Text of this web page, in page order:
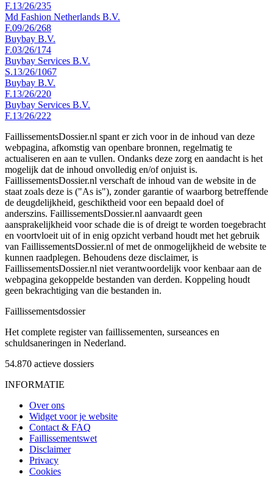
F.13/26/235
Md Fashion Netherlands B.V.
F.09/26/268
Buybay B.V.
F.03/26/174
Buybay Services B.V.
S.13/26/1067
Buybay B.V.
F.13/26/220
Buybay Services B.V.
F.13/26/222
FaillissementsDossier.nl spant er zich voor in de inhoud van deze
webpagina, afkomstig van openbare bronnen, regelmatig te
actualiseren en aan te vullen. Ondanks deze zorg en aandacht is het
mogelijk dat de inhoud onvolledig en/of onjuist is.
FaillissementsDossier.nl verschaft de inhoud van de website in de
staat zoals deze is ("As is"), zonder garantie of waarborg betreffende
de deugdelijkheid, geschiktheid voor een bepaald doel of
anderszins. FaillissementsDossier.nl aanvaardt geen
aansprakelijkheid voor schade die is of dreigt te worden toegebracht
en voortvloeit uit of in enig opzicht verband houdt met het gebruik
van FaillissementsDossier.nl of met de onmogelijkheid de website te
kunnen raadplegen. Behoudens deze disclaimer, is
FaillissementsDossier.nl niet verantwoordelijk voor kenbaar aan de
webpagina gekoppelde bestanden van derden. Koppeling houdt
geen bekrachtiging van die bestanden in.
Faillissementsdossier
Het complete register van faillissementen, surseances en
schuldsaneringen in Nederland.
54.870 actieve dossiers
INFORMATIE
Over ons
Widget voor je website
Contact & FAQ
Faillissementswet
Disclaimer
Privacy
Cookies